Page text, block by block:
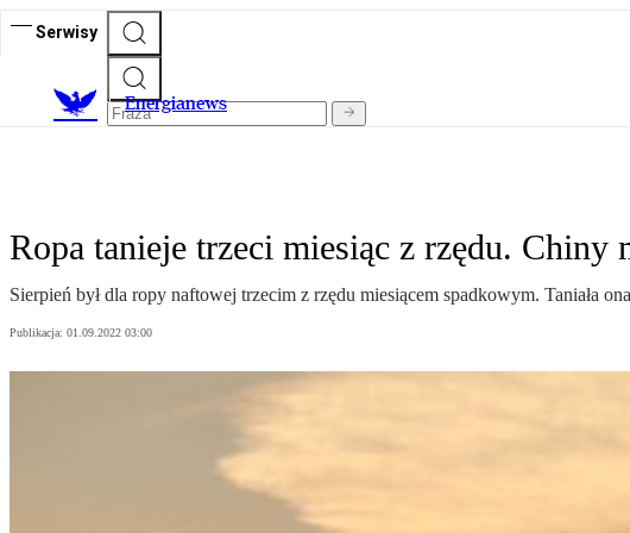
Serwisy
Energianews
Ropa tanieje trzeci miesiąc z rzędu. Chiny
Sierpień był dla ropy naftowej trzecim z rzędu miesiącem spadkowym. Taniała
Publikacja: 01.09.2022 03:00